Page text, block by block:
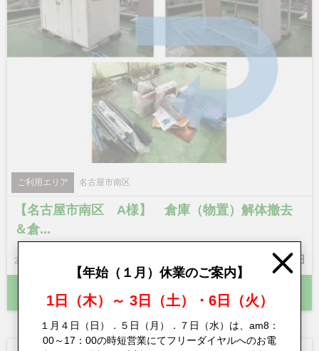
ご利用エリア 名古屋市南区
【名古屋市南区 A様】 倉庫（物置）解体撤去
＆倉...
2017.09.30 UP 31,620円
この事例をさらに詳しく
【年始（１月）休業のご案内】
1日（木）～ 3日（土）・6日（火）
１月４日（日）．５日（月）．７日（水）は、am8：
00～17：00の時短営業にてフリーダイヤルへのお電
Close